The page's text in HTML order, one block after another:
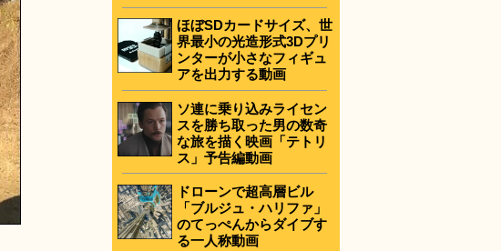
ほぼSDカードサイズ、世
界最小の光造形式3Dプリ
ンターが小さなフィギュ
アを出力する動画
ソ連に乗り込みライセン
スを勝ち取った男の数奇
な旅を描く映画「テトリ
ス」予告編動画
ドローンで超高層ビル
「ブルジュ・ハリファ」
のてっぺんからダイブす
る一人称動画